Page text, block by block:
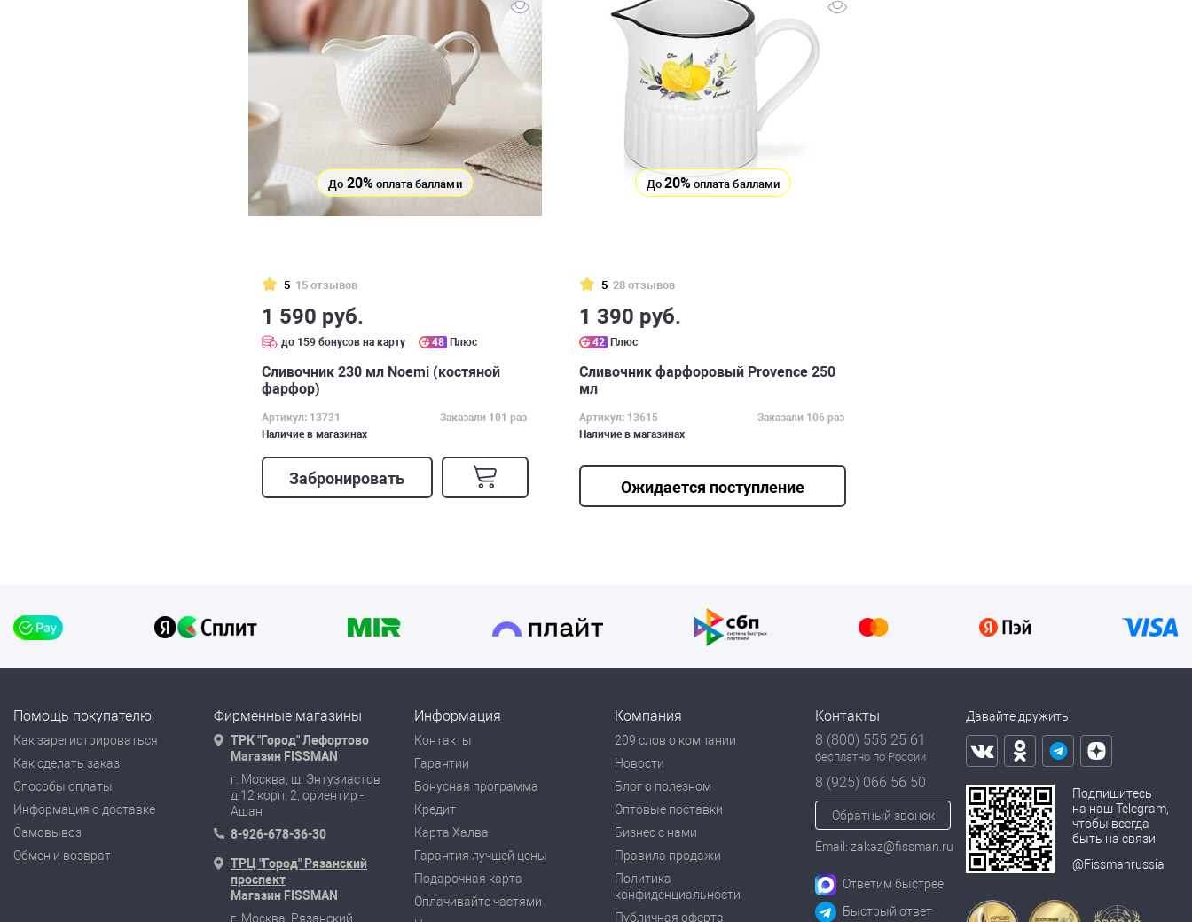
До 20%оплата баллами
5 15 отзывов
1 590 руб.
до 159 бонусов на карту 48 Плюс
Сливочник 230 мл Noemi (костяной
фарфор)
Артикул: 13731
Заказали 101 раз
Наличие в магазинах
Забронировать
До 20%оплата баллами
5 28 отзывов
1 390 руб.
42 Плюс
Сливочник фарфоровый Provence 250
мл
Артикул: 13615
Заказали 106 раз
Наличие в магазинах
Ожидается поступление
Помощь покупателю
Как зарегистрироваться
Как сделать заказ
Способы оплаты
Информация о доставке
Самовывоз
Обмен и возврат
Фирменные магазины
ТРК "Город" Лефортово
Магазин FISSMAN
г. Москва, ш. Энтузиастов
д.12 корп. 2, ориентир -
Ашан
8-926-678-36-30
ТРЦ "Город" Рязанский
проспект
Магазин FISSMAN
г. Москва, Рязанский
Информация
Контакты
Гарантии
Бонусная программа
Кредит
Карта Халва
Гарантия лучшей цены
Подарочная карта
Оплачивайте частями
Компания
209 слов о компании
Новости
Блог о полезном
Оптовые поставки
Бизнес с нами
Правила продажи
Политика
конфиденциальности
Публичная оферта
Контакты
8 (800) 555 25 61
бесплатно по России
8 (925) 066 56 50
Обратный звонок
Email: zakaz@fissman.ru
Ответим быстрее
Быстрый ответ
Давайте дружить!
Подпишитесь
на наш Telegram,
чтобы всегда
быть на связи
@Fissmanrussia